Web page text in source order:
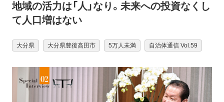
地域の活力は「人」なり。未来への投資なくし
て人口増はない
大分県 大分県豊後高田市 5万人未満 自治体通信 Vol.59